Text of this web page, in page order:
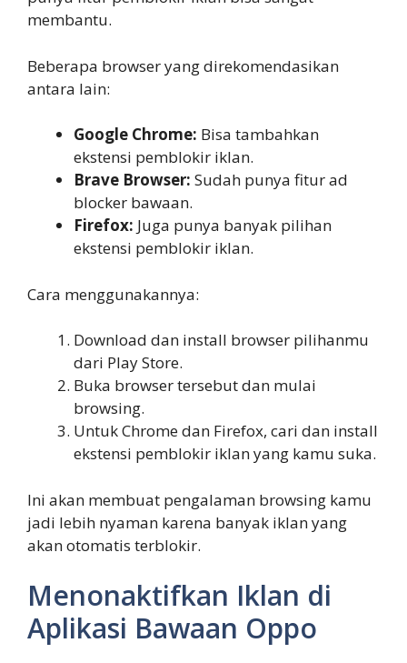
membantu.
Beberapa browser yang direkomendasikan
antara lain:
Google Chrome: Bisa tambahkan
ekstensi pemblokir iklan.
Brave Browser: Sudah punya fitur ad
blocker bawaan.
Firefox: Juga punya banyak pilihan
ekstensi pemblokir iklan.
Cara menggunakannya:
Download dan install browser pilihanmu
dari Play Store.
Buka browser tersebut dan mulai
browsing.
Untuk Chrome dan Firefox, cari dan install
ekstensi pemblokir iklan yang kamu suka.
Ini akan membuat pengalaman browsing kamu
jadi lebih nyaman karena banyak iklan yang
akan otomatis terblokir.
Menonaktifkan Iklan di
Aplikasi Bawaan Oppo